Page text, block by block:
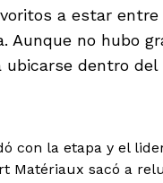
a estar
Aunque no hubo
ubicarse dentro del
con la etapa y el
Matériaux sacó a